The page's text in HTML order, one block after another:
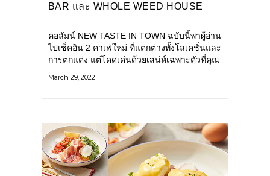
BAR และ WHOLE WEED HOUSE
คอลัมน์ NEW TASTE IN TOWN ฉบับนี้พาผู้อ่าน
ไปเช็คอิน 2 คาเฟ่ใหม่ ที่แตกต่างทั้งโลเคชั่นและ
การตกแต่ง แต่โดดเด่นด้วยเสน่ห์เฉพาะตัวที่คุณ
March 29, 2022